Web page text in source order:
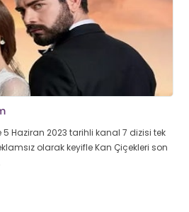
5 Haziran 2023 tarihli kanal 7 dizisi tek
olarak keyifle Kan Çiçekleri son